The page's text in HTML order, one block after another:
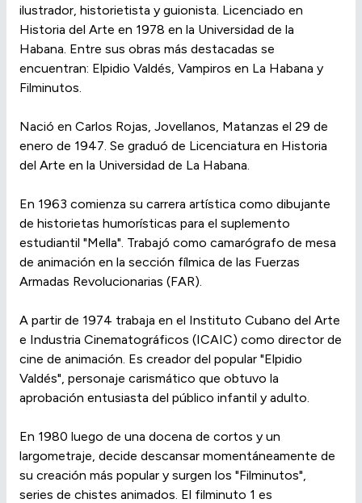
ilustrador, historietista y guionista. Licenciado en
Historia del Arte en 1978 en la Universidad de la
Habana. Entre sus obras más destacadas se
encuentran: Elpidio Valdés, Vampiros en La Habana y
Filminutos.
Nació en Carlos Rojas, Jovellanos, Matanzas el 29 de
enero de 1947. Se graduó de Licenciatura en Historia
del Arte en la Universidad de La Habana.
En 1963 comienza su carrera artística como dibujante
de historietas humorísticas para el suplemento
estudiantil "Mella". Trabajó como camarógrafo de mesa
de animación en la sección fílmica de las Fuerzas
Armadas Revolucionarias (FAR).
A partir de 1974 trabaja en el Instituto Cubano del Arte
e Industria Cinematográficos (ICAIC) como director de
cine de animación. Es creador del popular "Elpidio
Valdés", personaje carismático que obtuvo la
aprobación entusiasta del público infantil y adulto.
En 1980 luego de una docena de cortos y un
largometraje, decide descansar momentáneamente de
su creación más popular y surgen los "Filminutos",
series de chistes animados. El filminuto 1 es